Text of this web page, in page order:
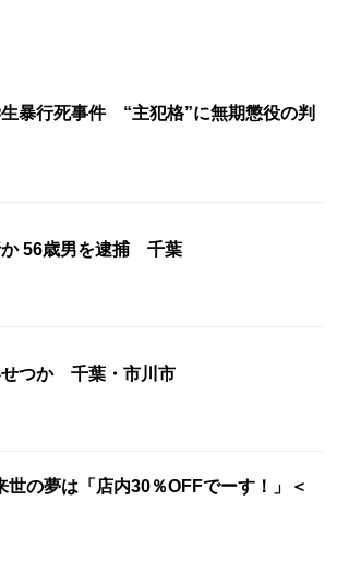
生暴行死事件 “主犯格”に無期懲役の判
か 56歳男を逮捕 千葉
せつか 千葉・市川市
世の夢は「店内30％OFFでーす！」＜